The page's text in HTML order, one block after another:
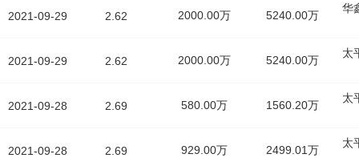
2021-09-29
2021-09-29
2021-09-28
2021-09-28
2.62 2000.00万 5240.00万
华
2.62 2000.00万 5240.00万
太
2.69 580.00万 1560.20万
太
2.69 929.00万 2499.01万
太